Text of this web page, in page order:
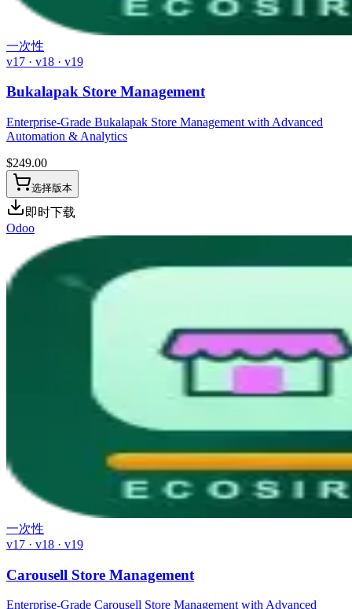
一次性
v17 · v18 · v19
Bukalapak Store Management
Enterprise-Grade Bukalapak Store Management with Advanced
Automation & Analytics
$249.00
选择版本
即时下载
Odoo
一次性
v17 · v18 · v19
Carousell Store Management
Enterprise-Grade Carousell Store Management with Advanced